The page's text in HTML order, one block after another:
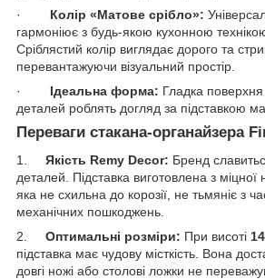
· Колір «Матове срібло»:
гармоніює з будь-якою кухонною
Сріблястий колір виглядає дорого та
перевантажуючи візуальний простір.
· Ідеальна форма: Гладка поверхня
деталей роблять догляд за підставкою
Переваги стакана-органайзера
1. Якість Remy Decor: Бренд
деталей. Підставка виготовлена з міцної
яка не схильна до корозії, не тьмяніє з
механічних пошкоджень.
2. Оптимальні розміри: При висоті
підставка має чудову місткість. Вона
довгі ножі або столові ложки не